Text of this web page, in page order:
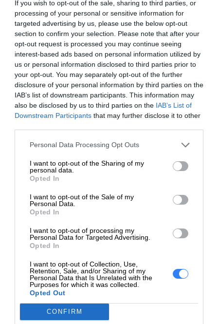
If you wish to opt-out of the sale, sharing to third parties, or
processing of your personal or sensitive information for
targeted advertising by us, please use the below opt-out
section to confirm your selection. Please note that after your
opt-out request is processed you may continue seeing
interest-based ads based on personal information utilized by
us or personal information disclosed to third parties prior to
your opt-out. You may separately opt-out of the further
disclosure of your personal information by third parties on the
IAB’s list of downstream participants. This information may
also be disclosed by us to third parties on the IAB’s List of
Downstream Participants that may further disclose it to other
Personal Data Processing Opt Outs
I want to opt-out of the Sharing of my
personal data.
Opted In
I want to opt-out of the Sale of my
Personal Data.
Opted In
I want to opt-out of processing my
Personal Data for Targeted Advertising.
Opted In
I want to opt-out of Collection, Use,
Retention, Sale, and/or Sharing of my
Personal Data that Is Unrelated with the
Purposes for which it was collected.
Opted Out
CONFIRM
Charakterystyka
obrazie, FPS Mode,
technologia Flicker Free,
RTS Mode, bezrtęciowy,
szkło niezawierające
arsenu, Tryb Sportowy,
Dell Easy Arrange, RPG
Mode, technologia Low
Blue Light, kalibracja Delta
E<2, 3-stronny bez faset,
Dell ComfortView Plus, 3
personalizowane tryby gry
Kolor Ciemna Strona Księżyca
Wymiary
60.911 cm x 24.369 cm x
Waga
Złącza
Interfejsy
USB-C 3.2 Generacji 1.
downstream (BC 1.2) 3 x
USB 3.2 Generacji 1.
3.2 Generacji 1. upstream
(typ B)